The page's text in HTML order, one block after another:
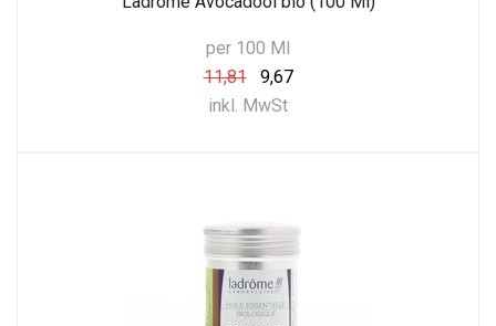
per 100 Ml
11,81
9,67
inkl. MwSt